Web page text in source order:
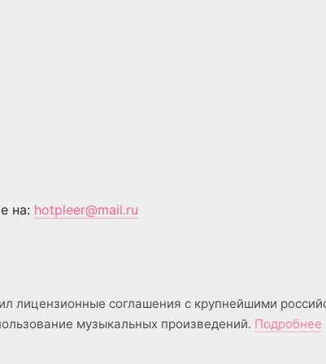
на: hotpleer@mail.ru
лицензионные соглашения с крупнейшими
музыкальных произведений. Подробнее